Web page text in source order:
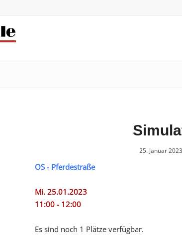
25. Januar 2023
OS - Pferdestraße
Mi. 25.01.2023
11:00 - 12:00
Es sind noch 1 Plätze verfügbar.